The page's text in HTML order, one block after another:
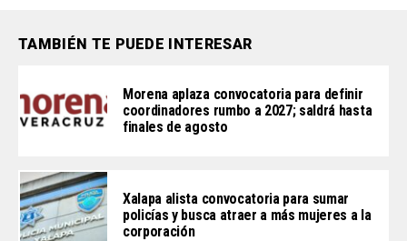
TAMBIÉN TE PUEDE INTERESAR
Morena aplaza convocatoria para definir
coordinadores rumbo a 2027; saldrá hasta
finales de agosto
Xalapa alista convocatoria para sumar
policías y busca atraer a más mujeres a la
corporación